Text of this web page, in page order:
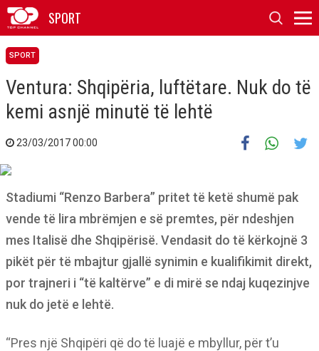
SPORT
SPORT
Ventura: Shqipëria, luftëtare. Nuk do të
kemi asnjë minutë të lehtë
23/03/2017 00:00
Stadiumi “Renzo Barbera” pritet të ketë shumë pak
vende të lira mbrëmjen e së premtes, për ndeshjen
mes Italisë dhe Shqipërisë. Vendasit do të kërkojnë 3
pikët për të mbajtur gjallë synimin e kualifikimit direkt,
por trajneri i “të kaltërve” e di mirë se ndaj kuqezinjve
nuk do jetë e lehtë.
“Pres një Shqipëri që do të luajë e mbyllur, për t’u